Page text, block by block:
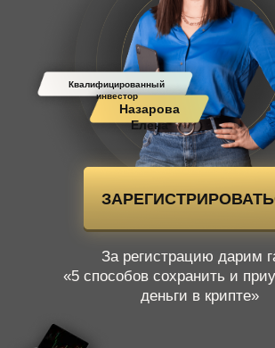
Квалифицированный
инвестор
Назарова
Елена
За регистрацию дарим
«5 способов сохранить и
деньги в крипте»